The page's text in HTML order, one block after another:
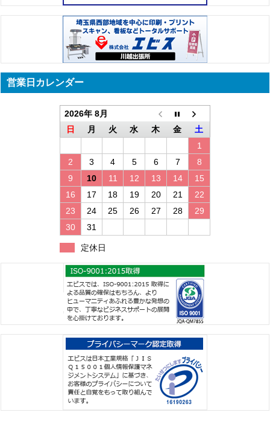
営業日カレンダー
2026年 8月
日
月 火 水 木 金
土
1
2
3 4 5 6 7
8
9
10 11 12 13 14
15
16
17 18 19 20 21
22
23
24 25 26 27 28
29
30
31
定休日